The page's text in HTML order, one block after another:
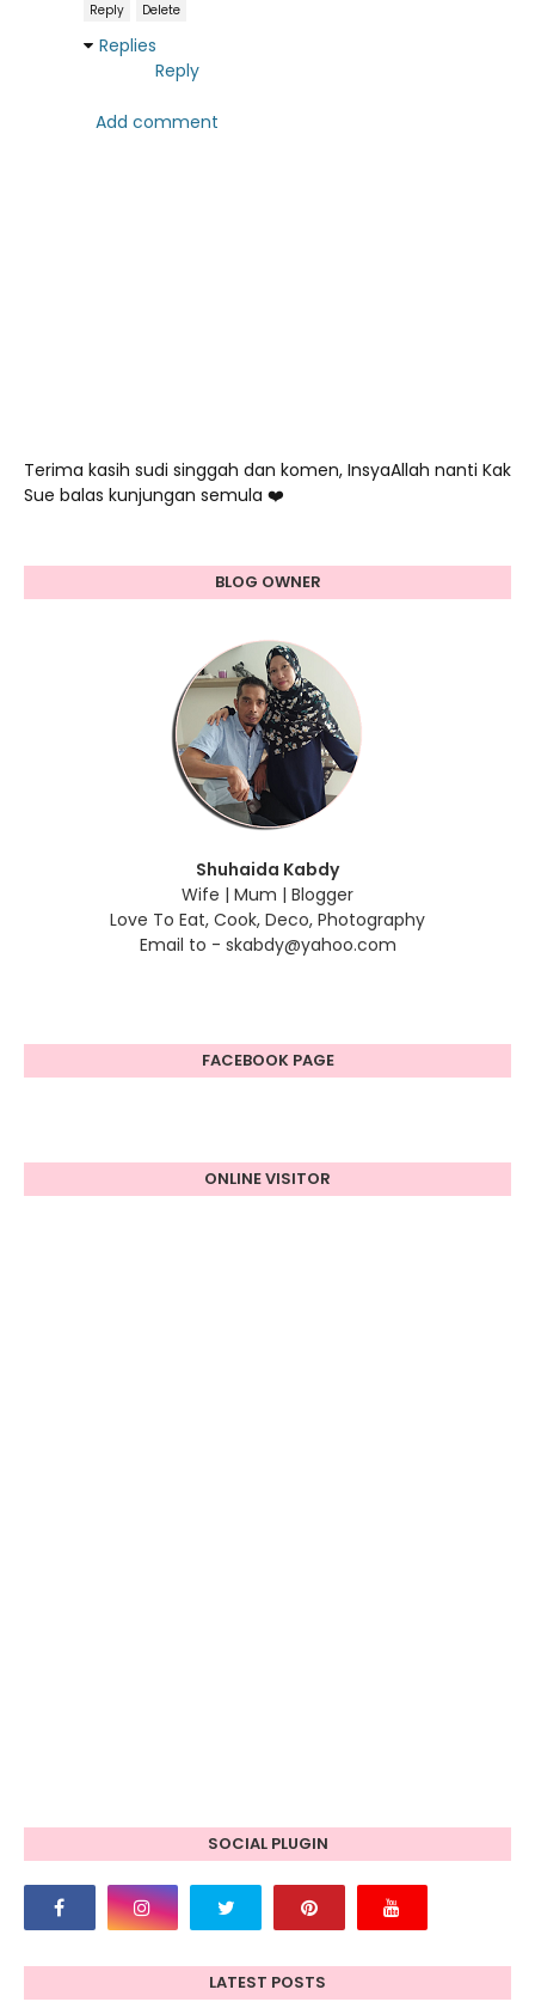
Reply Delete
Replies
Reply
Add comment
Terima kasih sudi singgah dan komen, InsyaAllah nanti Kak
Sue balas kunjungan semula ❤️
BLOG OWNER
Shuhaida Kabdy
Wife | Mum | Blogger
Love To Eat, Cook, Deco, Photography
Email to - skabdy@yahoo.com
FACEBOOK PAGE
ONLINE VISITOR
SOCIAL PLUGIN
LATEST POSTS